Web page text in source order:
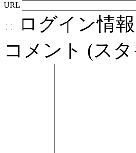
URL
ログイン情
コメント (ス